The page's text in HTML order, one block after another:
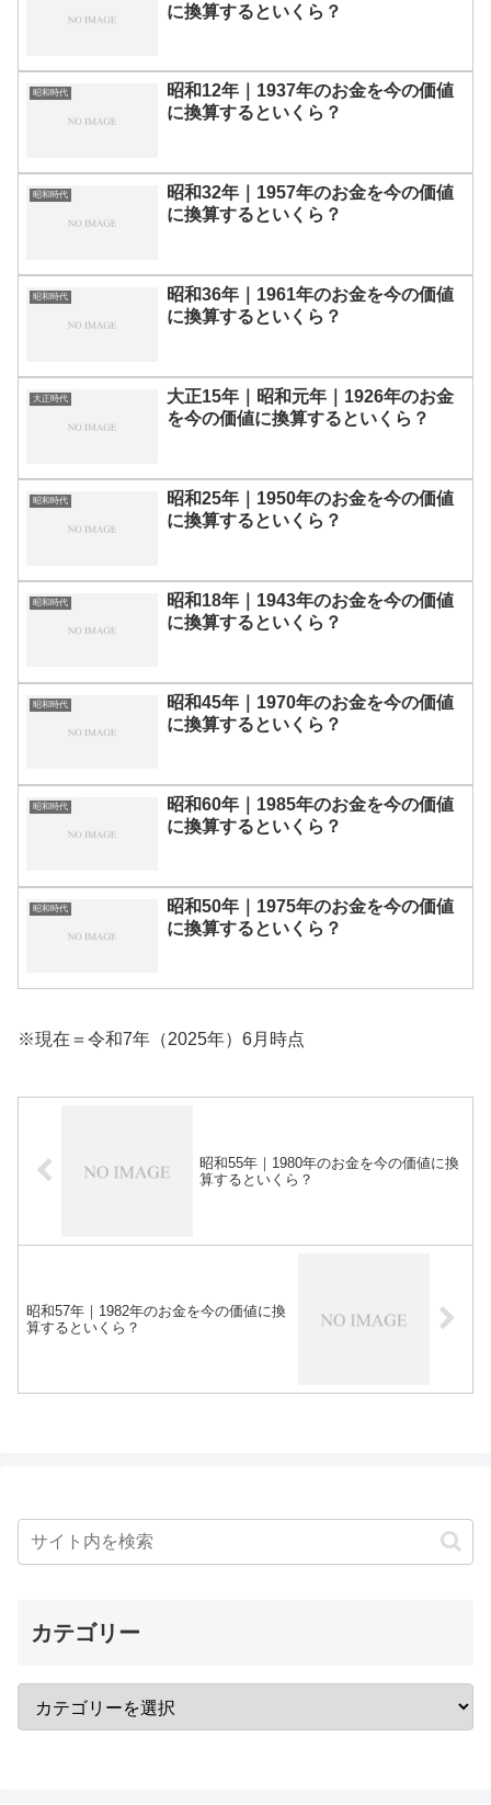
に換算するといくら？
昭和時代
昭和12年｜1937年のお金を今の価値
に換算するといくら？
昭和時代
昭和32年｜1957年のお金を今の価値
に換算するといくら？
昭和時代
昭和36年｜1961年のお金を今の価値
に換算するといくら？
大正時代
大正15年｜昭和元年｜1926年のお金
を今の価値に換算するといくら？
昭和時代
昭和25年｜1950年のお金を今の価値
に換算するといくら？
昭和時代
昭和18年｜1943年のお金を今の価値
に換算するといくら？
昭和時代
昭和45年｜1970年のお金を今の価値
に換算するといくら？
昭和時代
昭和60年｜1985年のお金を今の価値
に換算するといくら？
昭和時代
昭和50年｜1975年のお金を今の価値
に換算するといくら？
※現在＝令和7年（2025年）6月時点
昭和55年｜1980年のお金を今の価値に換
算するといくら？
昭和57年｜1982年のお金を今の価値に換
算するといくら？
カテゴリー